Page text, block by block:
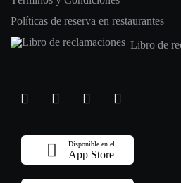
Políticas de reserva en restaurantes
Libro de
Disponible en el
App Store